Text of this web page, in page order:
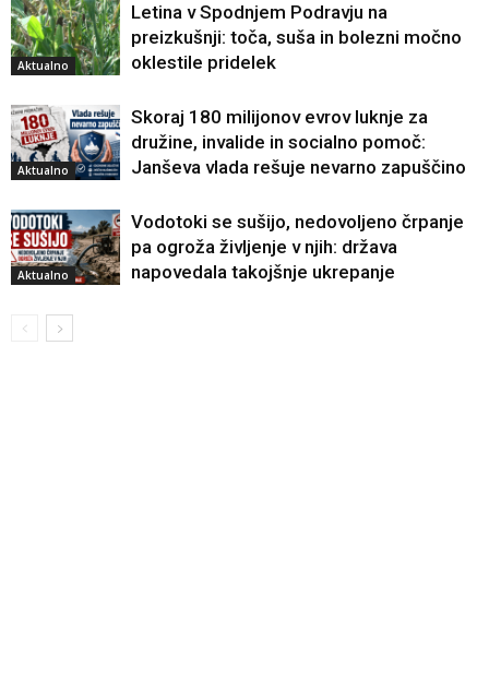
Aktualno
Letina v Spodnjem Podravju na
preizkušnji: toča, suša in bolezni močno
oklestile pridelek
Aktualno
Skoraj 180 milijonov evrov luknje za
družine, invalide in socialno pomoč:
Janševa vlada rešuje nevarno zapuščino
Aktualno
Vodotoki se sušijo, nedovoljeno črpanje
pa ogroža življenje v njih: država
napovedala takojšnje ukrepanje